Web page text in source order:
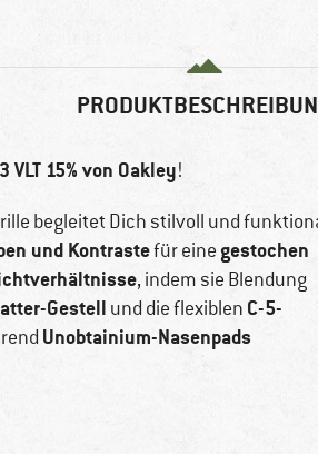
VLT 15% von Oakley!
begleitet Dich stilvoll und
und Kontrastefür einegestochen
, indem sie Blendung
Gestell und die flexiblen C-5-
Unobtainium-Nasenpads